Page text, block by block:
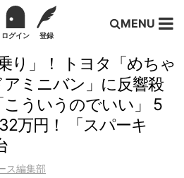
ログイン 登録
MENU
り」！ トヨタ「めちゃ
ミニバン」に反響殺
ういうのでいい」 5
万円！ 「スパーキ
ス編集部